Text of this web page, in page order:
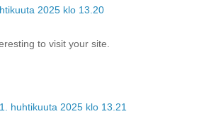
2025 klo 13.20
to visit your site.
1. huhtikuuta 2025 klo 13.21